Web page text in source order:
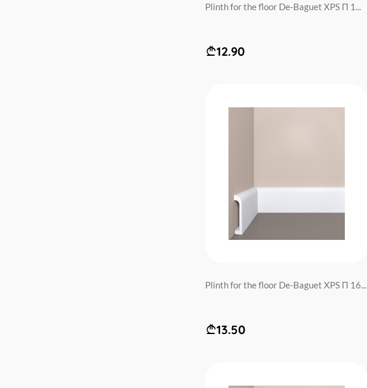
Plinth for the floor De-Baguet XPS П 1...
12.90
Plinth for the floor De-Baguet XPS П 16...
13.50